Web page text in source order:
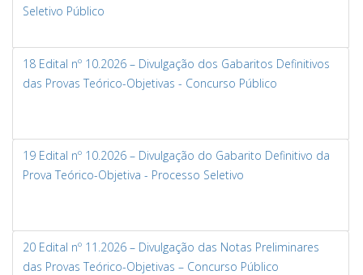
Seletivo Público
18 Edital nº 10.2026 – Divulgação dos Gabaritos Definitivos
das Provas Teórico-Objetivas - Concurso Público
19 Edital nº 10.2026 – Divulgação do Gabarito Definitivo da
Prova Teórico-Objetiva - Processo Seletivo
20 Edital nº 11.2026 – Divulgação das Notas Preliminares
das Provas Teórico-Objetivas – Concurso Público